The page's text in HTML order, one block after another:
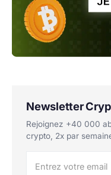
Newsletter
Rejoignez +40 000
crypto, 2x par